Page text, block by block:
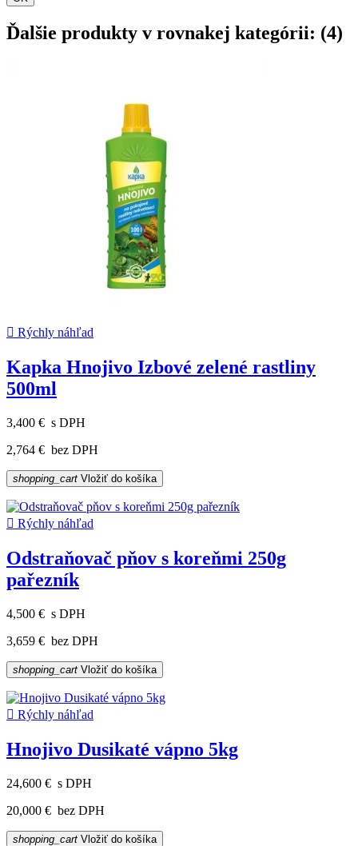
Ďalšie produkty v rovnakej kategórii: (4)
 Rýchly náhľad
Kapka Hnojivo Izbové zelené rastliny
500ml
3,400 € s DPH
2,764 € bez DPH
shopping_cart Vložiť do košíka
 Rýchly náhľad
Odstraňovač pňov s koreňmi 250g
pařezník
4,500 € s DPH
3,659 € bez DPH
shopping_cart Vložiť do košíka
 Rýchly náhľad
Hnojivo Dusikaté vápno 5kg
24,600 € s DPH
20,000 € bez DPH
shopping_cart Vložiť do košíka